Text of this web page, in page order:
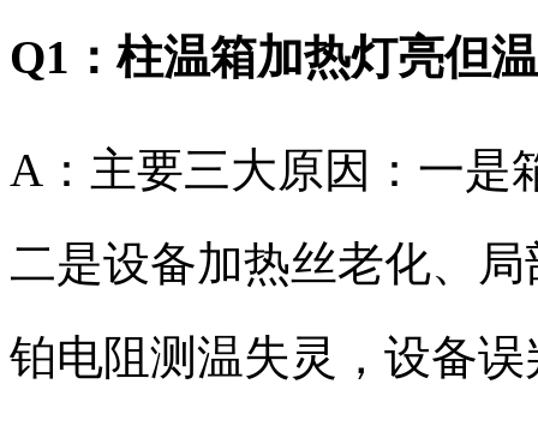
Q1：柱温箱加热灯亮但
A：主要三大原因：一是
二是设备加热丝老化、
铂电阻测温失灵，设备